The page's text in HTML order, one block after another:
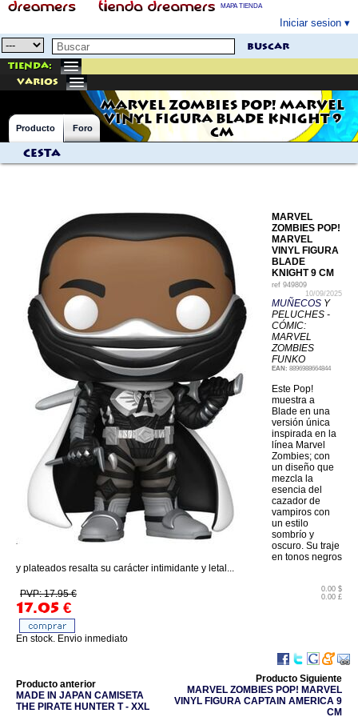
MAPA TIENDA
Iniciar sesion
buscar
Tienda:
varios
MARVEL ZOMBIES POP! MARVEL
VINYL FIGURA BLADE KNIGHT 9
CM
Producto Foro
Cesta
MARVEL
ZOMBIES POP!
MARVEL
VINYL FIGURA
BLADE
KNIGHT 9 CM
ref 949809
10/09/2025
MUÑECOS Y
PELUCHES -
CÓMIC:
MARVEL
ZOMBIES
FUNKO
EAN: 8896988664844
Este Pop!
muestra a
Blade en una
versión única
inspirada en la
línea Marvel
Zombies; con
un diseño que
mezcla la
esencia del
cazador de
vampiros con
un estilo
sombrío y
oscuro. Su traje
en tonos negros
y plateados resalta su carácter intimidante y letal...
PVP: 17.95 €
17.05 €
0.00 $
0.00 £
En stock. Envio inmediato
Producto anterior
MADE IN JAPAN CAMISETA
THE PIRATE HUNTER T - XXL
Producto Siguiente
MARVEL ZOMBIES POP! MARVEL
VINYL FIGURA CAPTAIN AMERICA 9
CM